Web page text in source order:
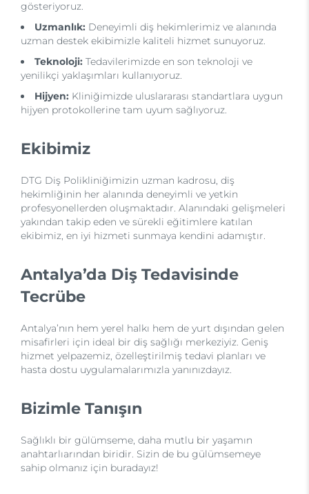
gösteriyoruz.
Uzmanlık: Deneyimli diş hekimlerimiz ve alanında
uzman destek ekibimizle kaliteli hizmet sunuyoruz.
Teknoloji: Tedavilerimizde en son teknoloji ve
yenilikçi yaklaşımları kullanıyoruz.
Hijyen: Kliniğimizde uluslararası standartlara uygun
hijyen protokollerine tam uyum sağlıyoruz.
Ekibimiz
DTG Diş Polikliniğimizin uzman kadrosu, diş
hekimliğinin her alanında deneyimli ve yetkin
profesyonellerden oluşmaktadır. Alanındaki gelişmeleri
yakından takip eden ve sürekli eğitimlere katılan
ekibimiz, en iyi hizmeti sunmaya kendini adamıştır.
Antalya’da Diş Tedavisinde
Tecrübe
Antalya’nın hem yerel halkı hem de yurt dışından gelen
misafirleri için ideal bir diş sağlığı merkeziyiz. Geniş
hizmet yelpazemiz, özelleştirilmiş tedavi planları ve
hasta dostu uygulamalarımızla yanınızdayız.
Bizimle Tanışın
Sağlıklı bir gülümseme, daha mutlu bir yaşamın
anahtarlıarından biridir. Sizin de bu gülümsemeye
sahip olmanız için buradayız!